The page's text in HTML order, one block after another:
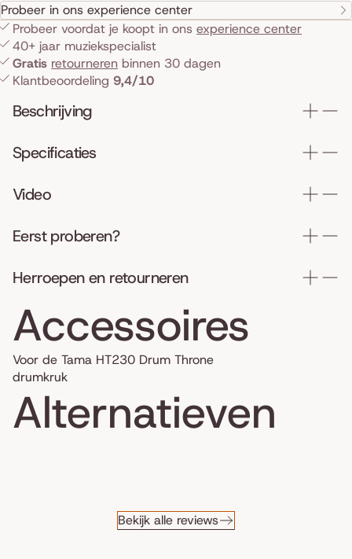
Probeer in ons experience center
Probeer voordat je koopt in ons experience center
40+ jaar muziekspecialist
Gratis retourneren binnen 30 dagen
Klantbeoordeling 9,4/10
Beschrijving
Specificaties
Video
Eerst proberen?
Herroepen en retourneren
Accessoires
Voor de Tama HT230 Drum Throne
drumkruk
Alternatieven
Bekijk alle reviews